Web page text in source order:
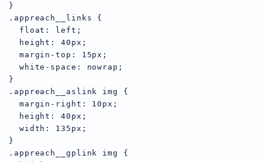
}
.appreach__links {
  float: left;
  height: 40px;
  margin-top: 15px;
  white-space: nowrap;
}
.appreach__aslink img {
  margin-right: 10px;
  height: 40px;
  width: 135px;
}
.appreach__gplink img {